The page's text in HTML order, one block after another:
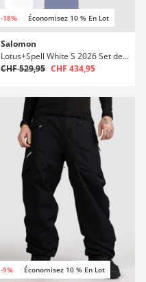
-18% Économisez 10 % En Lot
Salomon
Lotus+Spell White S 2026 Set de Snowboard
CHF 529,95 CHF 434,95
-9% Économisez 10 % En Lot